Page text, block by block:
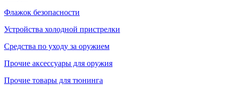
Флажок безопасности
Устройства холодной пристрелки
Средства по уходу за оружием
Прочие аксессуары для оружия
Прочие товары для тюнинга